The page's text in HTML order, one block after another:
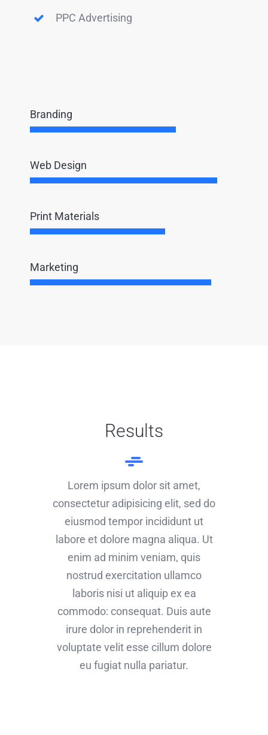
PPC Advertising
Branding
Web Design
Print Materials
Marketing
Results
Lorem ipsum dolor sit amet,
consectetur adipisicing elit, sed do
eiusmod tempor incididunt ut
labore et dolore magna aliqua. Ut
enim ad minim veniam, quis
nostrud exercitation ullamco
laboris nisi ut aliquip ex ea
commodo: consequat. Duis aute
irure dolor in reprehenderit in
voluptate velit esse cillum dolore
eu fugiat nulla pariatur.